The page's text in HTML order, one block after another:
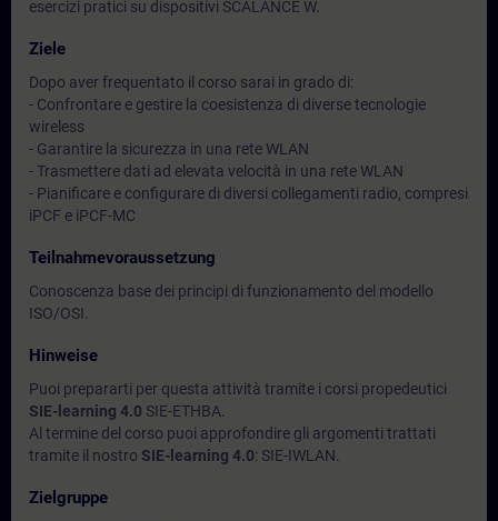
esercizi pratici su dispositivi SCALANCE W.
Ziele
Dopo aver frequentato il corso sarai in grado di:
- Confrontare e gestire la coesistenza di diverse tecnologie
wireless
- Garantire la sicurezza in una rete WLAN
- Trasmettere dati ad elevata velocità in una rete WLAN
- Pianificare e configurare di diversi collegamenti radio, compresi
iPCF e iPCF-MC
Teilnahmevoraussetzung
Conoscenza base dei principi di funzionamento del modello
ISO/OSI.
Hinweise
Puoi prepararti per questa attività tramite i corsi propedeutici
SIE-learning 4.0 SIE-ETHBA.
Al termine del corso puoi approfondire gli argomenti trattati
tramite il nostro SIE-learning 4.0: SIE-IWLAN.
Zielgruppe